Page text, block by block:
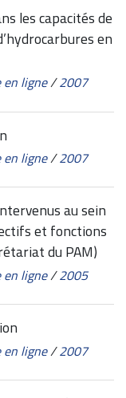
les capacités de
en
en ligne/2007
en ligne/2007
au sein
et fonctions
du PAM)
en ligne/2005
en ligne/2007